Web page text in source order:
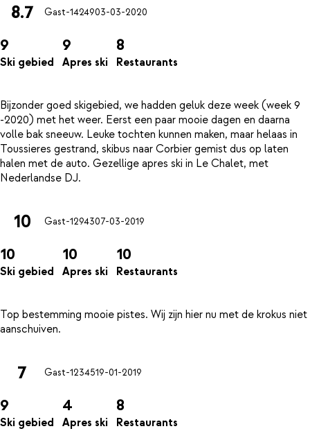
8.7 Gast-1424903-03-2020
9
Ski gebied
9
Apres ski
8
Restaurants
Bijzonder goed skigebied, we hadden geluk deze week (week 9
-2020) met het weer. Eerst een paar mooie dagen en daarna
volle bak sneeuw. Leuke tochten kunnen maken, maar helaas in
Toussieres gestrand, skibus naar Corbier gemist dus op laten
halen met de auto. Gezellige apres ski in Le Chalet, met
10 Gast-1294307-03-2019
10
Ski gebied
10
Apres ski
10
Restaurants
Top bestemming mooie pistes. Wij zijn hier nu met de krokus niet
7 Gast-1234519-01-2019
9
Ski gebied
4
Apres ski
8
Restaurants